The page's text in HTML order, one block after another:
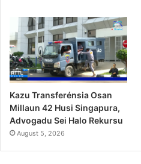
Kazu Transferénsia Osan
Millaun 42 Husi Singapura,
Advogadu Sei Halo Rekursu
August 5, 2026